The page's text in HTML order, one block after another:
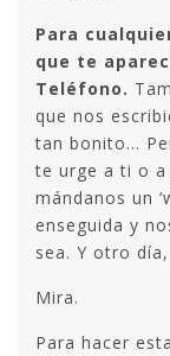
Para
que te
Teléfono.
que nos
tan bonito…
te urge a ti o
mándanos un
enseguida y
sea. Y otro
Mira.
Para hacer